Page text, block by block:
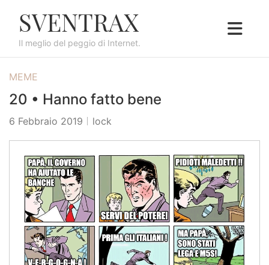
SVENTRAX
Il meglio del peggio di Internet.
MEME
20 • Hanno fatto bene
6 Febbraio 2019 lock